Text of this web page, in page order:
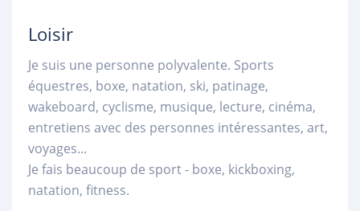
Loisir
Je suis une personne polyvalente. Sports
équestres, boxe, natation, ski, patinage,
wakeboard, cyclisme, musique, lecture, cinéma,
entretiens avec des personnes intéressantes, art,
voyages...
Je fais beaucoup de sport - boxe, kickboxing,
natation, fitness.